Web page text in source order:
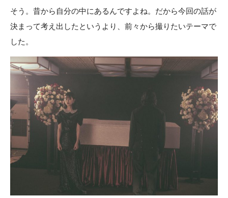
そう。昔から自分の中にあるんですよね。だから今回の話が
決まって考え出したというより、前々から撮りたいテーマで
した。